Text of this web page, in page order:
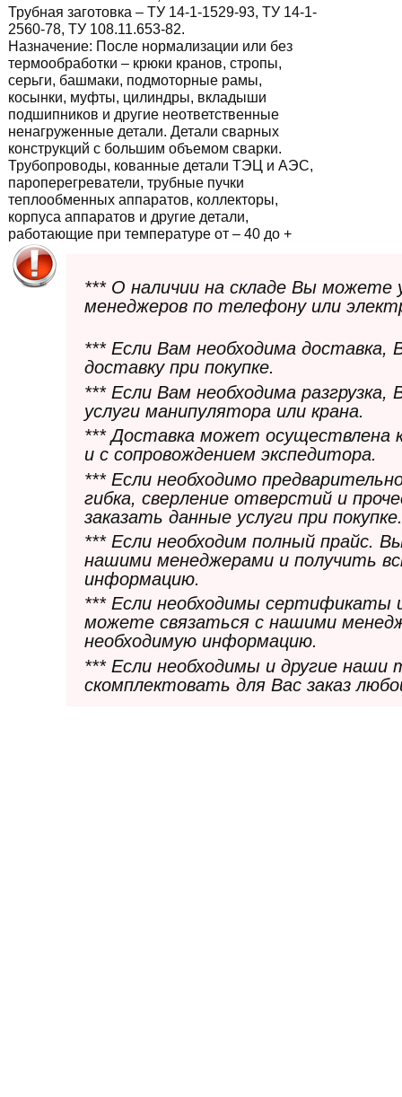
Трубная заготовка – ТУ 14-1-1529-93, ТУ 14-1-
2560-78, ТУ 108.11.653-82.
Назначение: После нормализации или без
термообработки – крюки кранов, стропы,
серьги, башмаки, подмоторные рамы,
косынки, муфты, цилиндры, вкладыши
подшипников и другие неответственные
ненагруженные детали. Детали сварных
конструкций с большим объемом сварки.
Трубопроводы, кованные детали ТЭЦ и АЭС,
пароперегреватели, трубные пучки
теплообменных аппаратов, коллекторы,
корпуса аппаратов и другие детали,
работающие при температуре от – 40 до +
*** О наличии на складе Вы можете
менеджеров по телефону или
*** Если Вам необходима
доставку при покупке.
*** Если Вам необходима
услуги манипулятора или крана.
*** Доставка может осуществлена
и с сопровождением экспедитора.
*** Если необходимо
гибка, сверление отверстий и
заказать данные услуги при покупке.
*** Если необходим полный прайс.
нашими менеджерами и получить
информацию.
*** Если необходимы сертификаты
можете связаться с нашими
необходимую информацию.
*** Если необходимы и другие
скомплектовать для Вас заказ